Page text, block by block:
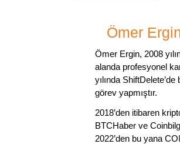
Ömer
Ömer Ergin, 2008
alanda profesyonel
yılında
görev yapmıştır.
2018’den itibaren
BTCHaber ve
2022’den bu yana